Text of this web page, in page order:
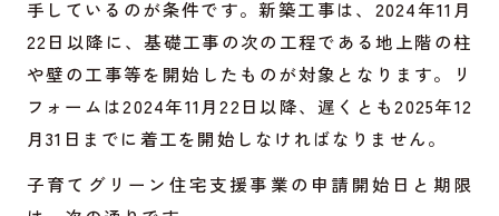
手しているのが条件です。新築工事は、2024年11月
22日以降に、基礎工事の次の工程である地上階の柱
や壁の工事等を開始したものが対象となります。リ
フォームは2024年11月22日以降、遅くとも2025年12
月31日までに着工を開始しなければなりません。
子育てグリーン住宅支援事業の申請開始日と期限